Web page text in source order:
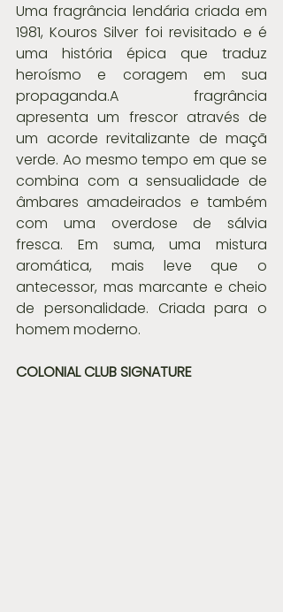
Uma fragrância lendária criada em
1981, Kouros Silver foi revisitado e é
uma história épica que traduz
heroísmo e coragem em sua
propaganda.A fragrância
apresenta um frescor através de
um acorde revitalizante de maçã
verde. Ao mesmo tempo em que se
combina com a sensualidade de
âmbares amadeirados e também
com uma overdose de sálvia
fresca. Em suma, uma mistura
aromática, mais leve que o
antecessor, mas marcante e cheio
de personalidade. Criada para o
homem moderno.
COLONIAL CLUB SIGNATURE